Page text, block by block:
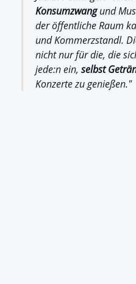
Konsumzwangund
der öffentliche Raum
und Kommerzstandl.
nicht nur für die, die
jede:n ein, selbst
Konzerte zu genießen."